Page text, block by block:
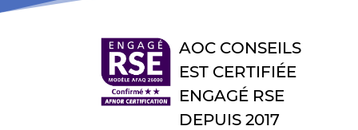
AOC CONSEILS
EST CERTIFIÉE
ENGAGÉ RSE
DEPUIS 2017